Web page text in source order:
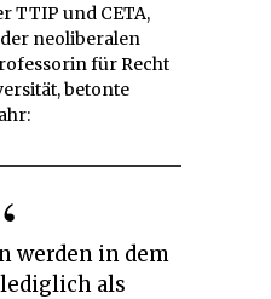
TTIP und CETA,
neoliberalen
für Recht
betonte
als